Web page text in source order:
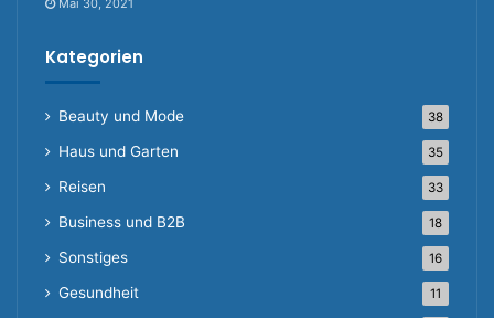
Mai 30, 2021
Kategorien
Beauty und Mode 38
Haus und Garten 35
Reisen 33
Business und B2B 18
Sonstiges 16
Gesundheit 11